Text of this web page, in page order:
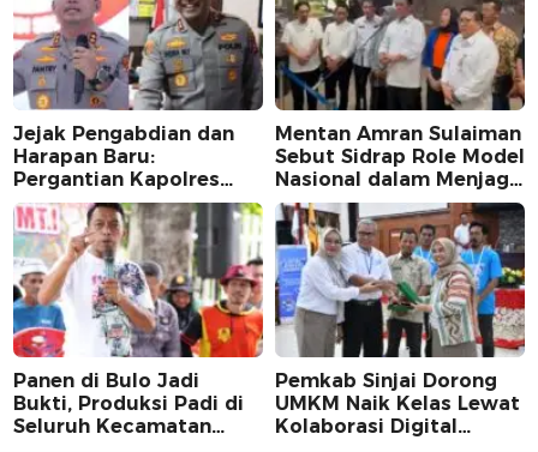
Jejak Pengabdian dan
Harapan Baru:
Pergantian Kapolres
Sidrap dalam Perspektif
Karier Dua Perwira
Mentan Amran Sulaiman
Sebut Sidrap Role Model
Nasional dalam Menjaga
Stabilitas Harga Telur
Panen di Bulo Jadi
Bukti, Produksi Padi di
Seluruh Kecamatan
Pemkab Sinjai Dorong
UMKM Naik Kelas Lewat
Kolaborasi Digital